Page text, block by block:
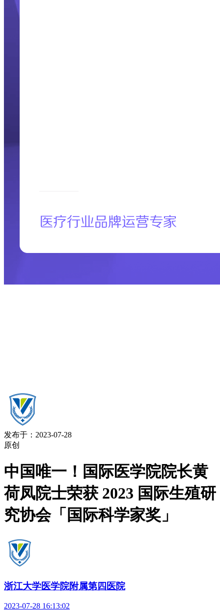
发布于：2023-07-28
原创
中国唯一！国际医学院院长黄
荷凤院士荣获 2023 国际生殖研
究协会「国际科学家奖」
浙江大学医学院附属第四医院
2023-07-28 16:13:02